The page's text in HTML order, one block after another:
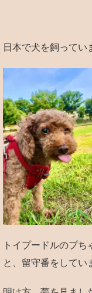
日本で犬を飼ってい
トイプードルのプ
と、留守番をしてい